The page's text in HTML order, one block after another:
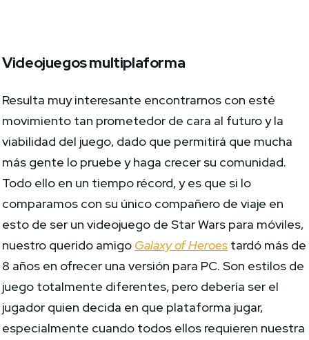
Videojuegos multiplaforma
Resulta muy interesante encontrarnos con esté
movimiento tan prometedor de cara al futuro y la
viabilidad del juego, dado que permitirá que mucha
más gente lo pruebe y haga crecer su comunidad.
Todo ello en un tiempo récord, y es que si lo
comparamos con su único compañero de viaje en
esto de ser un videojuego de Star Wars para móviles,
nuestro querido amigo Galaxy of Heroes tardó más de
8 años en ofrecer una versión para PC. Son estilos de
juego totalmente diferentes, pero debería ser el
jugador quien decida en que plataforma jugar,
especialmente cuando todos ellos requieren nuestra